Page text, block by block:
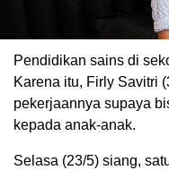
Pendidikan sains di
Karena itu, Firly Savitri
pekerjaannya supaya
kepada anak-anak.
Selasa (23/5) siang,